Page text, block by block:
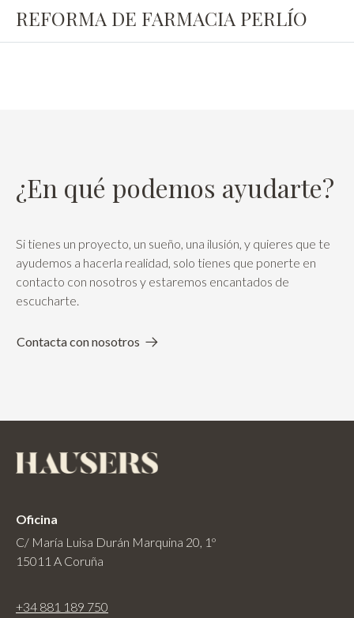
REFORMA DE FARMACIA PERLÍO
¿En qué podemos ayudarte?
Si tienes un proyecto, un sueño, una ilusión, y quieres que te
ayudemos a hacerla realidad, solo tienes que ponerte en
contacto con nosotros y estaremos encantados de
escucharte.
Contacta con nosotros
Oficina
C/ María Luisa Durán Marquina 20, 1º
15011 A Coruña
+34 881 189 750